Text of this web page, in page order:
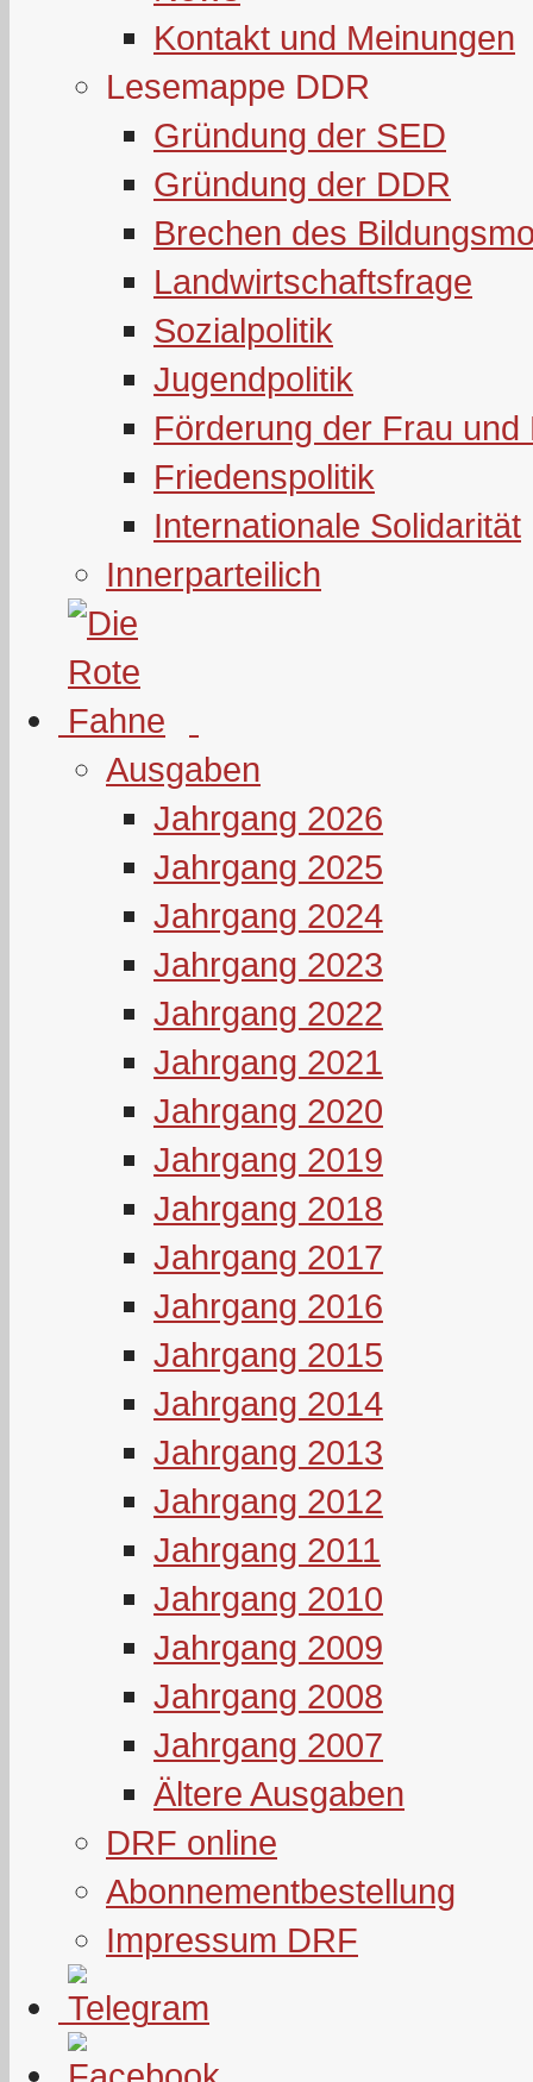
Kontakt und Meinungen
Lesemappe DDR
Gründung der SED
Gründung der DDR
Brechen des
Landwirtschaftsfrage
Sozialpolitik
Jugendpolitik
Förderung der Frau und
Friedenspolitik
Internationale Solidarität
Innerparteilich
Ausgaben
Jahrgang 2026
Jahrgang 2025
Jahrgang 2024
Jahrgang 2023
Jahrgang 2022
Jahrgang 2021
Jahrgang 2020
Jahrgang 2019
Jahrgang 2018
Jahrgang 2017
Jahrgang 2016
Jahrgang 2015
Jahrgang 2014
Jahrgang 2013
Jahrgang 2012
Jahrgang 2011
Jahrgang 2010
Jahrgang 2009
Jahrgang 2008
Jahrgang 2007
Ältere Ausgaben
DRF online
Abonnementbestellung
Impressum DRF